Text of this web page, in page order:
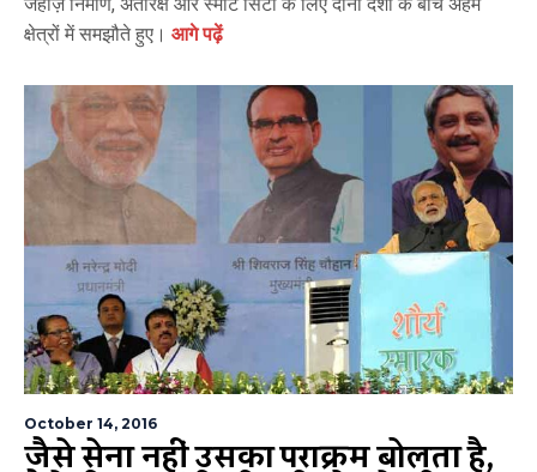
क्षेत्रों में समझौते हुए। आगे पढ़ें
October 14, 2016
जैसे सेना नहीं उसका पराक्रम बोलता है,